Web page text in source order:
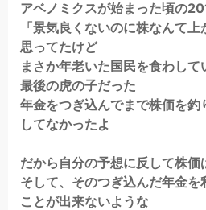
アベノミクスが始まった頃の
「景気良くないのに株なんて
思ってたけど
まさか年老いた国民を食わし
最後の虎の子だった
年金をつぎ込んでまで株価を釣
してなかったよ
だから自分の予想に反して株価
そして、そのつぎ込んだ年金を
ことが出来ないような